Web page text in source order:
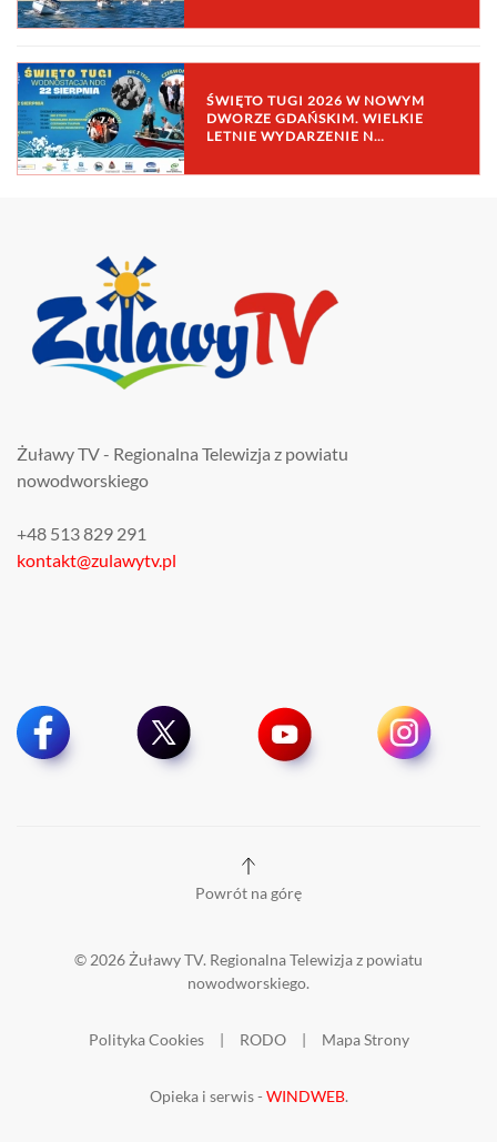
ŚWIĘTO TUGI 2026 W NOWYM
DWORZE GDAŃSKIM. WIELKIE
LETNIE WYDARZENIE N…
Żuławy TV - Regionalna Telewizja z powiatu
nowodworskiego
+48 513 829 291
kontakt@zulawytv.pl
Powrót na górę
© 2026 Żuławy TV. Regionalna Telewizja z powiatu
nowodworskiego.
Polityka Cookies| RODO| Mapa Strony
Opieka i serwis - WINDWEB.